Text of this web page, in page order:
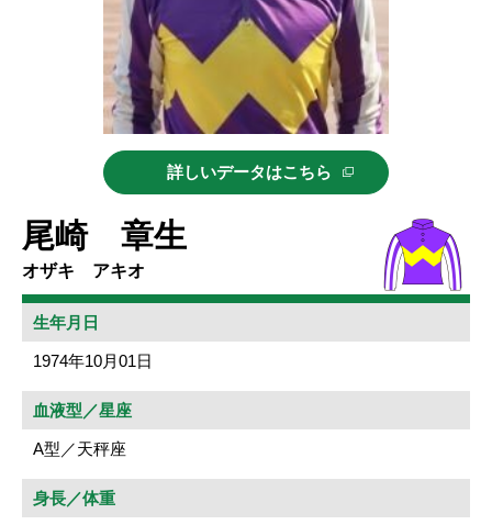
詳しいデータはこちら
尾崎 章生
オザキ アキオ
生年月日
1974年10月01日
血液型／星座
A型／天秤座
身長／体重